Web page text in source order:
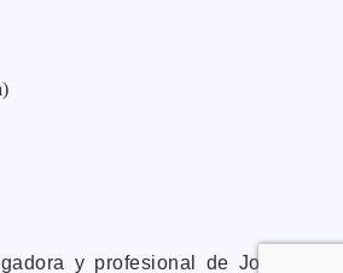
y profesional de José Yuste